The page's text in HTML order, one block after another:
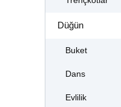
Düğün
Buket
Dans
Evlilik